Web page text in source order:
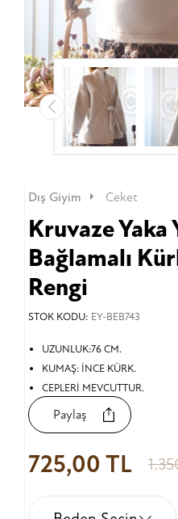
Dış Giyim Ceket
Kruvaze Yaka
Bağlamalı
Rengi
STOK KODU: EY-BEB743
UZUNLUK:76 CM.
KUMAŞ: İNCE KÜRK.
CEPLERİ MEVCUTTUR.
Paylaş
725,00 TL